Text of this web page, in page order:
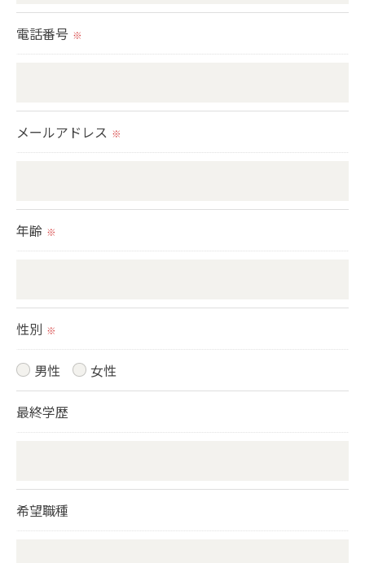
予めご了承ください。
いて＞
当社では、お客様の個人情報の開示･訂正･削除・利
す。
個人情報の開示･訂正･削除・利用停止の具体的手続
きにつきましては、お電話でお問合せ下さい。
電話番号 ※
メールアドレス ※
年齢 ※
性別 ※
男性 女性
最終学歴
希望職種